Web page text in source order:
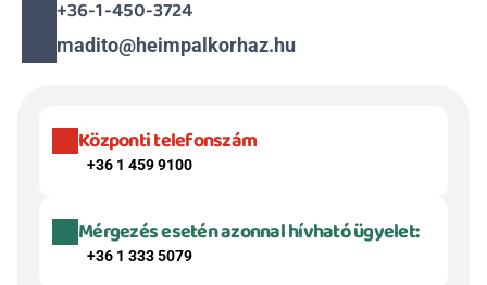
+36-1-450-3724
madito@heimpalkorhaz.hu
Központi telefonszám
+36 1 459 9100
Mérgezés esetén azonnal hívható ügyelet:
+36 1 333 5079